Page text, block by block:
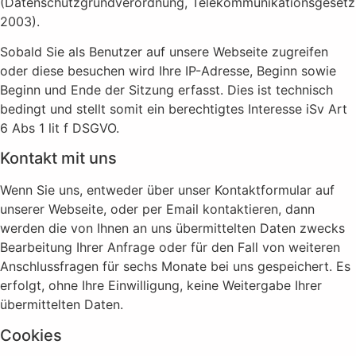
2003).
Sobald Sie als Benutzer auf unsere Webseite zugreifen
oder diese besuchen wird Ihre IP-Adresse, Beginn sowie
Beginn und Ende der Sitzung erfasst. Dies ist technisch
bedingt und stellt somit ein berechtigtes Interesse iSv Art
6 Abs 1 lit f DSGVO.
Kontakt mit uns
Wenn Sie uns, entweder über unser Kontaktformular auf
unserer Webseite, oder per Email kontaktieren, dann
werden die von Ihnen an uns übermittelten Daten zwecks
Bearbeitung Ihrer Anfrage oder für den Fall von weiteren
Anschlussfragen für sechs Monate bei uns gespeichert. Es
erfolgt, ohne Ihre Einwilligung, keine Weitergabe Ihrer
übermittelten Daten.
Cookies